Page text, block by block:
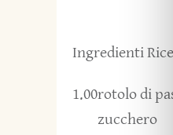
Ingredienti
1.00rotolo di
zucchero